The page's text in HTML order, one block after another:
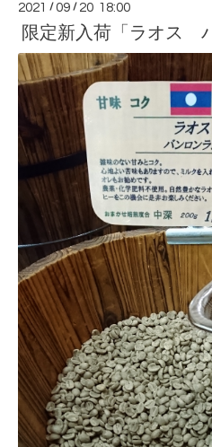
2021 /09 / 20 18:00
限定新入荷「ラオス